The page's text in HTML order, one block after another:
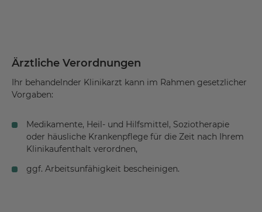
Bezugstherapeuten und Ihrem Bezugsarzt.
Ärztliche Verordnungen
Ihr behandelnder Klinikarzt kann im Rahmen gesetzlicher
Vorgaben:
Medikamente, Heil- und Hilfsmittel, Soziotherapie
oder häusliche Krankenpflege für die Zeit nach Ihrem
Klinikaufenthalt verordnen,
ggf. Arbeitsunfähigkeit bescheinigen.